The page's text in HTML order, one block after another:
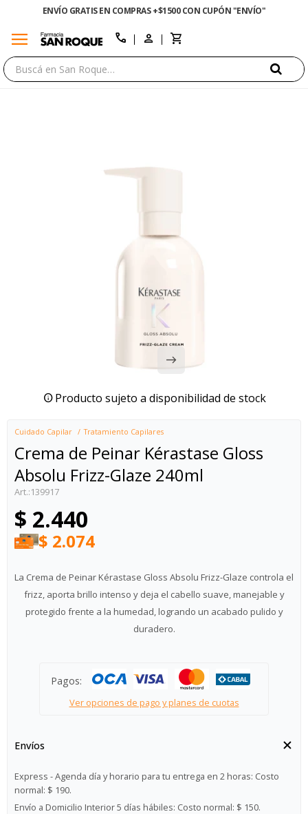
ENVÍO GRATIS EN COMPRAS +$1500 CON CUPÓN "ENVÍO"
menu call
Producto sujeto a disponibilidad de stock
Cuidado Capilar Tratamiento Capilares
Crema de Peinar Kérastase Gloss
Absolu Frizz-Glaze 240ml
139917
$ 2.440
$ 2.074
La Crema de Peinar Kérastase Gloss Absolu Frizz-Glaze controla el
frizz, aporta brillo intenso y deja el cabello suave, manejable y
protegido frente a la humedad, logrando un acabado pulido y
duradero.
Pagos:
Ver opciones de pago y planes de cuotas
Envíos
Express - Agenda día y horario para tu entrega en 2 horas: Costo
normal: $ 190.
Envío a Domicilio Interior 5 días hábiles: Costo normal: $ 150.
close